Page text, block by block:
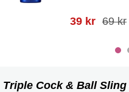
39 kr 69 kr
Triple Cock & Ball Sling